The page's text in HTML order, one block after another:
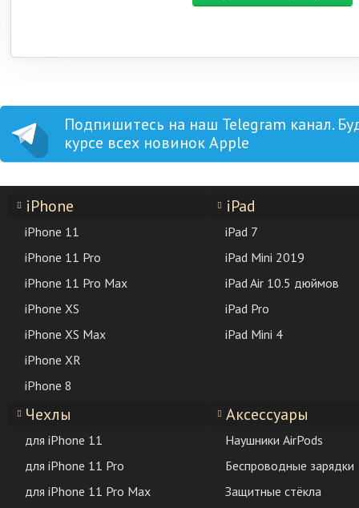
Подпишитесь на наш Telegram канал.
курсе всех новинок Apple
iPhone
iPhone 11
iPhone 11 Pro
iPhone 11 Pro Max
iPhone XS
iPhone XS Max
iPhone XR
iPhone 8
iPad
iPad 7
iPad Mini 2019
iPad Air 10.5 дюймов
iPad Pro
iPad Mini 4
Чехлы
для iPhone 11
для iPhone 11 Pro
для iPhone 11 Pro Max
Аксессуары
Наушники AirPods
Беспроводные зарядки
Защитные стёкла